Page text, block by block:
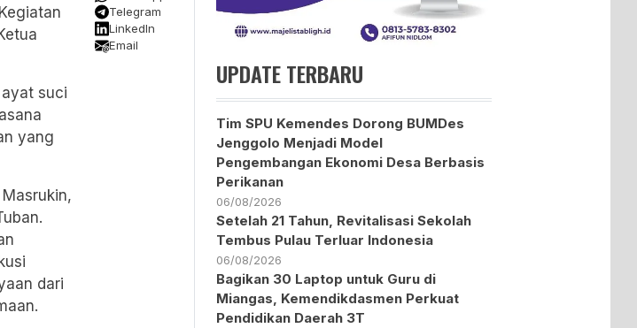
suci
yang
dari
Telegram
LinkedIn
Email
UPDATE TERBARU
Tim SPU Kemendes Dorong BUMDes
Jenggolo Menjadi Model
Pengembangan Ekonomi Desa Berbasis
Perikanan
06/08/2026
Setelah 21 Tahun, Revitalisasi Sekolah
Tembus Pulau Terluar Indonesia
06/08/2026
Bagikan 30 Laptop untuk Guru di
Miangas, Kemendikdasmen Perkuat
Pendidikan Daerah 3T